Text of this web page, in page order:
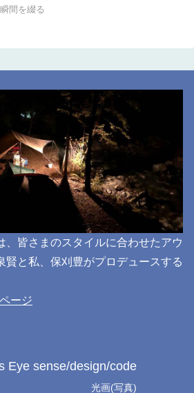
間を綴る
、皆さまのスタイルに合わせたアウ
賢と私、保刈豊がプロデュースする
ージ
Eye sense/design/code
光画(写真)